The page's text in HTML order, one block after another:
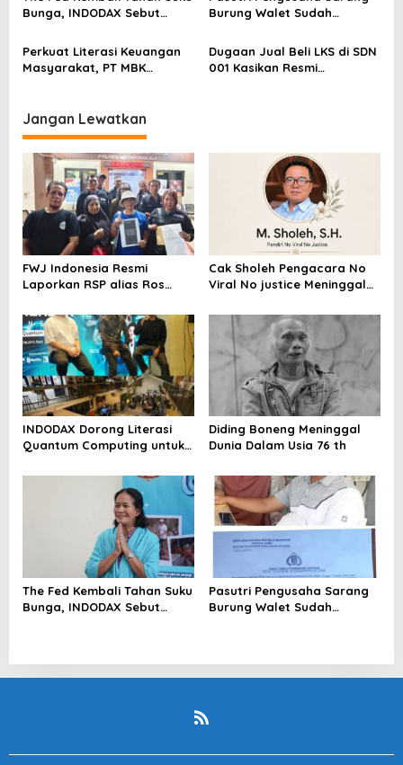
Bunga, INDODAX Sebut
Sentimen Pasar
Burung Walet Sudah
Pelapor Desak Polda Jambi
Segera Lakukan Penahanan
Perkuat Literasi Keuangan
Masyarakat, PT MBK
Dugaan Jual Beli LKS di SDN
001 Kasikan Resmi
Jangan Lewatkan
FWJ Indonesia Resmi
Laporkan RSP alias Ros
Cak Sholeh Pengacara No
Viral No justice Meninggal
INDODAX Dorong Literasi
Quantum Computing untuk
Blockchain
Diding Boneng Meninggal
Dunia Dalam Usia 76 th
The Fed Kembali Tahan Suku
Bunga, INDODAX Sebut
Pasutri Pengusaha Sarang
Burung Walet Sudah